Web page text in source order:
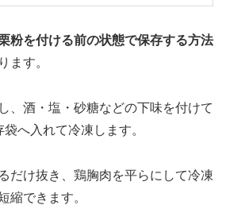
粉を付ける前の状態で保存する方法
ます。
、酒・塩・砂糖などの下味を付けて
へ入れて冷凍します。
だけ抜き、鶏胸肉を平らにして冷凍
縮できます。